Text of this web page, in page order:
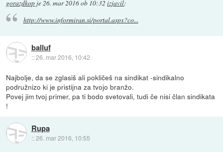
gorazdkop je26. mar 2016 ob 10:32 izjavil:
http://www.informiran.si/portal.aspx?co...
balluf
::26. mar 2016, 10:42
Najbolje, da se zglasiš ali pokličeš na sindikat -sindikalno
podružnizo ki je pristijna za tvojo branžo.
Povej jim tvoj primer, pa ti bodo svetovali, tudi če nisi član sindikata
!
Rupa
::26. mar 2016, 10:55